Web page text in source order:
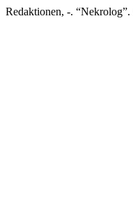
Redaktionen, -. “Nekrolog”.